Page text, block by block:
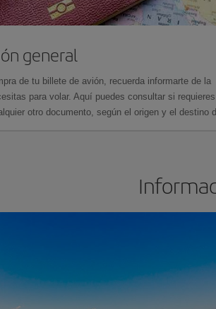
general
de tu billete de avión, recuerda informarte de la
para volar. Aquí puedes consultar si
otro documento, según el origen y el destino